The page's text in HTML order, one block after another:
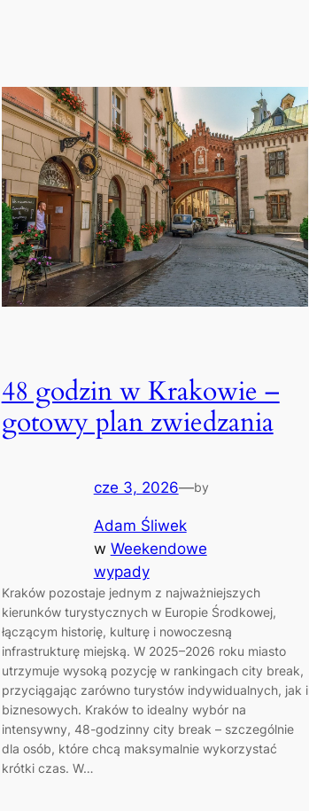
48 godzin w Krakowie –
gotowy plan zwiedzania
cze 3, 2026—by
Adam Śliwek
w Weekendowe
wypady
Kraków pozostaje jednym z najważniejszych
kierunków turystycznych w Europie Środkowej,
łączącym historię, kulturę i nowoczesną
infrastrukturę miejską. W 2025–2026 roku miasto
utrzymuje wysoką pozycję w rankingach city break,
przyciągając zarówno turystów indywidualnych, jak i
biznesowych. Kraków to idealny wybór na
intensywny, 48-godzinny city break – szczególnie
dla osób, które chcą maksymalnie wykorzystać
krótki czas. W…